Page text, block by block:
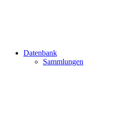
Datenbank
Sammlungen